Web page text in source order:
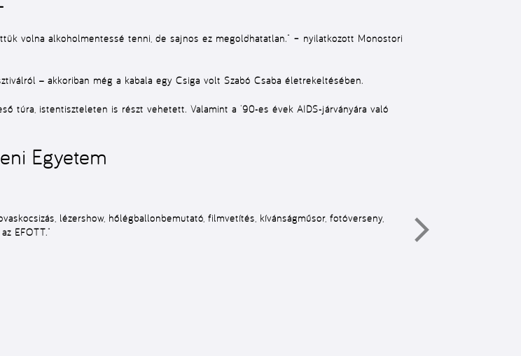
volna alkoholmentessé tenni, de sajnos ez megoldhatatlan.” – nyilatkozott Monostori
− akkoriban még a kabala egy Csiga volt Szabó Csaba életrekeltésében.
túra, istentiszteleten is részt vehetett. Valamint a ’90-es évek AIDS-járványára való
Egyetem
lézershow, hőlégballonbemutató, filmvetítés, kívánságműsor, fotóverseny,
EFOTT.”